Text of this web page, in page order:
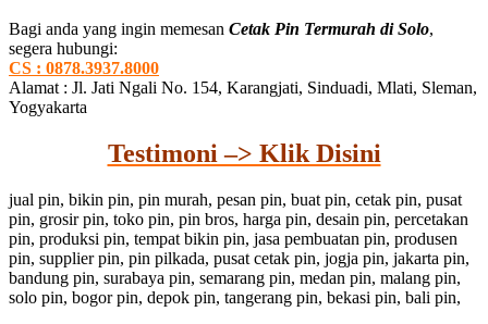
Bagi anda yang ingin memesan Cetak Pin Termurah di Solo,
segera hubungi:
CS : 0878.3937.8000
Alamat : Jl. Jati Ngali No. 154, Karangjati, Sinduadi, Mlati, Sleman,
Yogyakarta
Testimoni –> Klik Disini
jual pin, bikin pin, pin murah, pesan pin, buat pin, cetak pin, pusat
pin, grosir pin, toko pin, pin bros, harga pin, desain pin, percetakan
pin, produksi pin, tempat bikin pin, jasa pembuatan pin, produsen
pin, supplier pin, pin pilkada, pusat cetak pin, jogja pin, jakarta pin,
bandung pin, surabaya pin, semarang pin, medan pin, malang pin,
solo pin, bogor pin, depok pin, tangerang pin, bekasi pin, bali pin,